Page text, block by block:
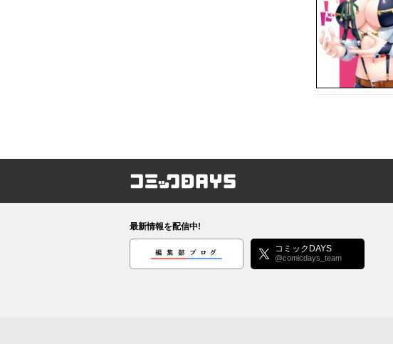
コミックDAYS
最新情報を配信中!
編集部ブログ コミックDAYS
@comicdays_team